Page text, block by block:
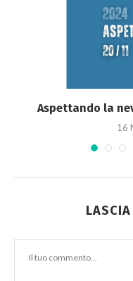
Aspettando la
16